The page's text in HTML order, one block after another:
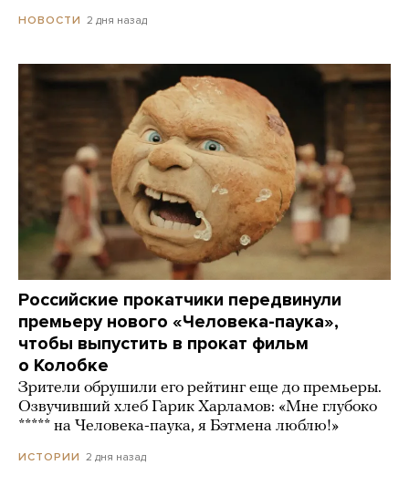
НОВОСТИ 2 дня назад
Российские прокатчики передвинули
премьеру нового «Человека-паука»,
чтобы выпустить в прокат фильм
о Колобке
Зрители обрушили его рейтинг еще до премьеры.
Озвучивший хлеб Гарик Харламов: «Мне глубоко
***** на Человека-паука, я Бэтмена люблю!»
ИСТОРИИ 2 дня назад